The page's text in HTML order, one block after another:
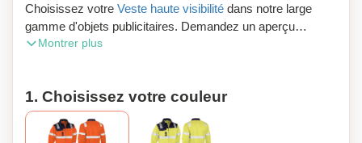
Choisissez votre Veste haute visibilité dans notre large
gamme d'objets publicitaires. Demandez un aperçu
numérique gratuit et profitez de la livraison gratuite de votre
À la recherche de produits personnalisés surprenants en
Belgique ? La société wallonne Zaprinta vous fournit dans
toute la Belgique. Examinez notre assortiment de 30.000
Montrer plus
1. Choisissez votre couleur